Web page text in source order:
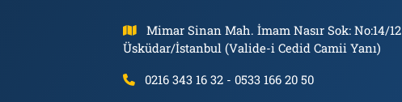
Mimar Sinan Mah. İmam Nasır Sok: No:14/12
Üsküdar/İstanbul (Valide-i Cedid Camii Yanı)
0216 343 16 32 - 0533 166 20 50